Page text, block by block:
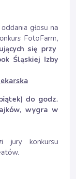
głosu na
FotoFarm,
się przy
Śląskiej Izby
do godz.
wygra w
jury konkursu